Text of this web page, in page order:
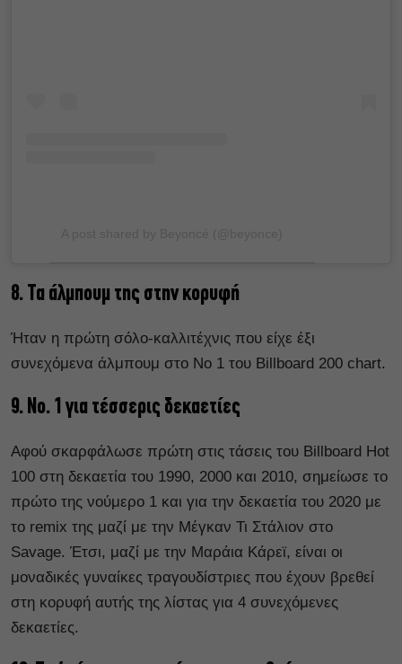
8. Τα άλμπουμ της στην κορυφή
Ήταν η πρώτη σόλο-καλλιτέχνις που είχε έξι
συνεχόμενα άλμπουμ στο Νο 1 του Billboard 200 chart.
9. Νο. 1 για τέσσερις δεκαετίες
Αφού σκαρφάλωσε πρώτη στις τάσεις του Billboard Hot
100 στη δεκαετία του 1990, 2000 και 2010, σημείωσε το
πρώτο της νούμερο 1 και για την δεκαετία του 2020 με
το remix της μαζί με την Μέγκαν Τι Στάλιον στο
Savage. Έτσι, μαζί με την Μαράια Κάρεϊ, είναι οι
μοναδικές γυναίκες τραγουδίστριες που έχουν βρεθεί
στη κορυφή αυτής της λίστας για 4 συνεχόμενες
δεκαετίες.